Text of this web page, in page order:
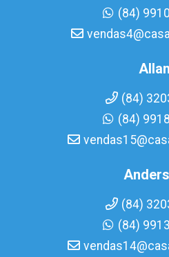
(84)
Allan
(84)
(84)
(84)
(84)